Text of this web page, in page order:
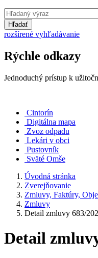
Hľadať
rozšírené vyhľadávanie
Rýchle odkazy
Jednoduchý prístup k
Cintorín
Digitálna mapa
Zvoz odpadu
Lekári v obci
Pustovník
Sväté Omše
Úvodná stránka
Zverejňovanie
Zmluvy, Faktúry,
Zmluvy
Detail zmluvy 683/
Detail